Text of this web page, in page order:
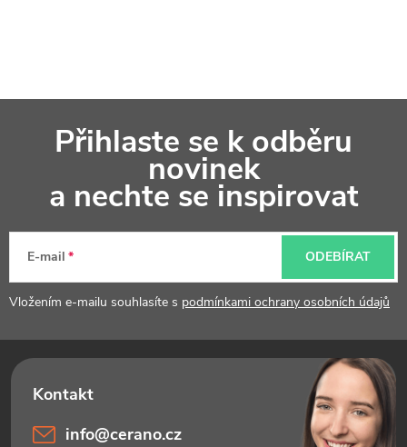
a
Přihlaste se k odběru
novinek
a nechte se inspirovat
E-mail
Vložením e-mailu souhlasíte s podmínkami ochrany osobních údajů
ODEBÍRAT
info@cerano.cz